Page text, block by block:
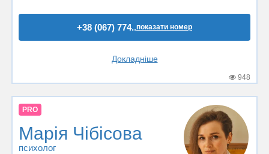
+38 (067) 774..показати номер
Докладніше
948
PRO
Марія Чібісова
психолог